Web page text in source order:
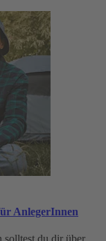
AnlegerInnen